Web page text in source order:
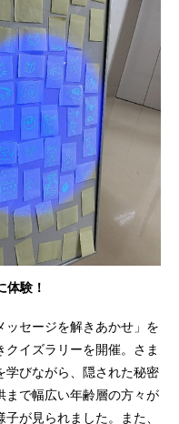
体験！
ッセージを解きあかせ」を
イズラリーを開催。さま
学びながら、隠された秘密
まで幅広い年齢層の方々が
が見られました。また、